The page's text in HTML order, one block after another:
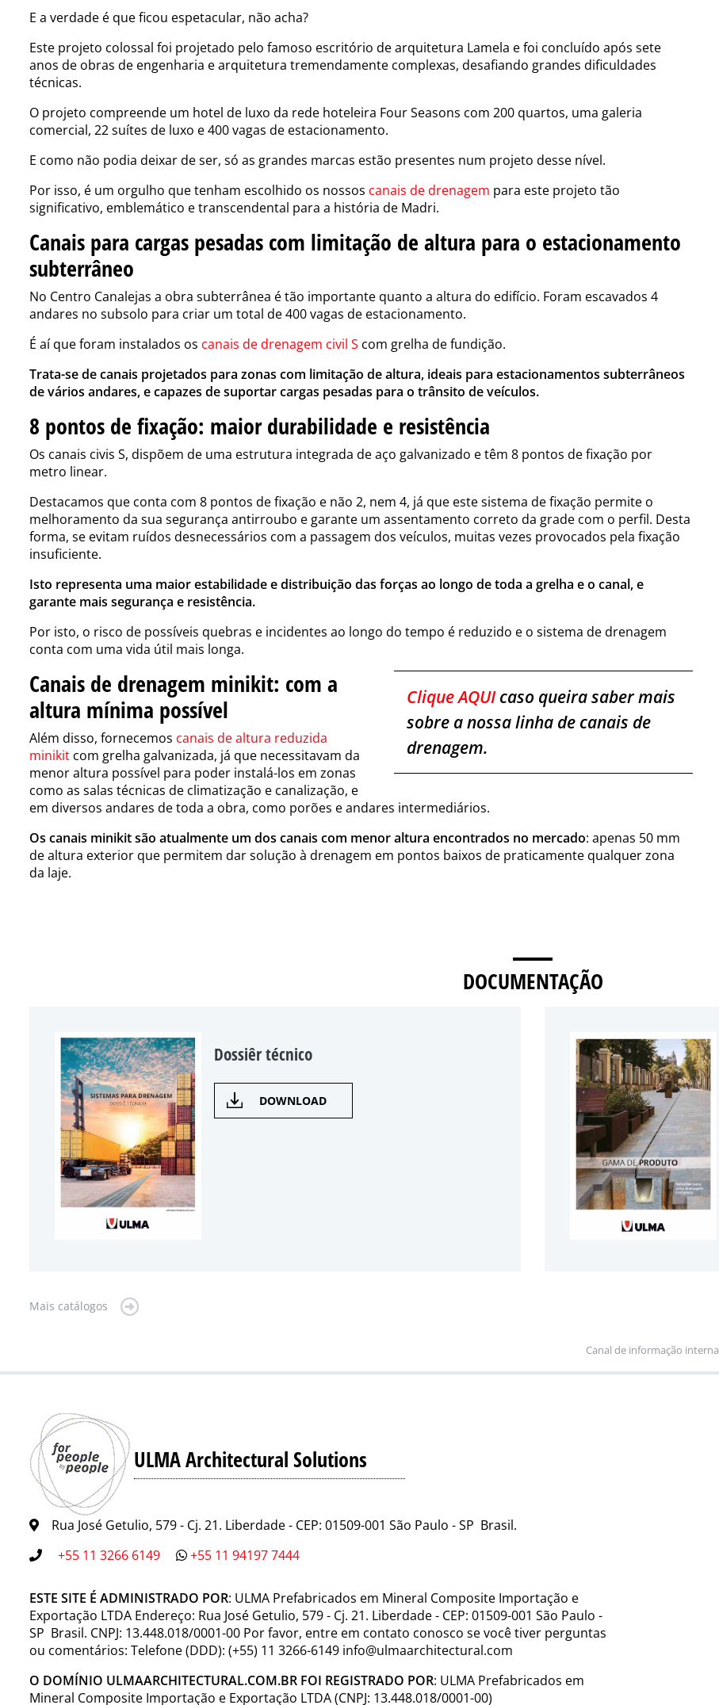
E a verdade é que ficou espetacular, não acha?
Este projeto colossal foi projetado pelo famoso escritório de arquitetura Lamela e foi concluído após sete
anos de obras de engenharia e arquitetura tremendamente complexas, desafiando grandes dificuldades
técnicas.
O projeto compreende um hotel de luxo da rede hoteleira Four Seasons com 200 quartos, uma galeria
comercial, 22 suítes de luxo e 400 vagas de estacionamento.
E como não podia deixar de ser, só as grandes marcas estão presentes num projeto desse nível.
Por isso, é um orgulho que tenham escolhido os nossos canais de drenagem para este projeto tão
significativo, emblemático e transcendental para a história de Madri.
Canais para cargas pesadas com limitação de altura para o estacionamento
subterrâneo
No Centro Canalejas a obra subterrânea é tão importante quanto a altura do edifício. Foram escavados 4
andares no subsolo para criar um total de 400 vagas de estacionamento.
É aí que foram instalados os canais de drenagem civil S com grelha de fundição.
Trata-se de canais projetados para zonas com limitação de altura, ideais para estacionamentos subterrâneos
de vários andares, e capazes de suportar cargas pesadas para o trânsito de veículos.
8 pontos de fixação: maior durabilidade e resistência
Os canais civis S, dispõem de uma estrutura integrada de aço galvanizado e têm 8 pontos de fixação por
metro linear.
Destacamos que conta com 8 pontos de fixação e não 2, nem 4, já que este sistema de fixação permite o
melhoramento da sua segurança antirroubo e garante um assentamento correto da grade com o perfil. Desta
forma, se evitam ruídos desnecessários com a passagem dos veículos, muitas vezes provocados pela fixação
insuficiente.
Isto representa uma maior estabilidade e distribuição das forças ao longo de toda a grelha e o canal, e
garante mais segurança e resistência.
Por isto, o risco de possíveis quebras e incidentes ao longo do tempo é reduzido e o sistema de drenagem
conta com uma vida útil mais longa.
Clique AQUI caso queira saber mais
sobre a nossa linha de canais de
drenagem.
Canais de drenagem minikit: com a
altura mínima possível
Além disso, fornecemos canais de altura reduzida
minikit com grelha galvanizada, já que necessitavam da
menor altura possível para poder instalá-los em zonas
como as salas técnicas de climatização e canalização, e
em diversos andares de toda a obra, como porões e andares intermediários.
Os canais minikit são atualmente um dos canais com menor altura encontrados no mercado: apenas 50 mm
de altura exterior que permitem dar solução à drenagem em pontos baixos de praticamente qualquer zona
da laje.
DOCUMENTAÇÃO
Dossiêr técnico
DOWNLOAD
Mais catálogos
Canal de informação interna
ULMA Architectural Solutions
Rua José Getulio, 579 - Cj. 21. Liberdade - CEP: 01509-001 São Paulo - SP Brasil.
+55 11 3266 6149
+55 11 94197 7444
ESTE SITE É ADMINISTRADO POR: ULMA Prefabricados em Mineral Composite Importação e
Exportação LTDA Endereço: Rua José Getulio, 579 - Cj. 21. Liberdade - CEP: 01509-001 São Paulo -
SP Brasil. CNPJ: 13.448.018/0001-00 Por favor, entre em contato conosco se você tiver perguntas
ou comentários: Telefone (DDD): (+55) 11 3266-6149 info@ulmaarchitectural.com
O DOMÍNIO ULMAARCHITECTURAL.COM.BR FOI REGISTRADO POR: ULMA Prefabricados em
Mineral Composite Importação e Exportação LTDA (CNPJ: 13.448.018/0001-00)